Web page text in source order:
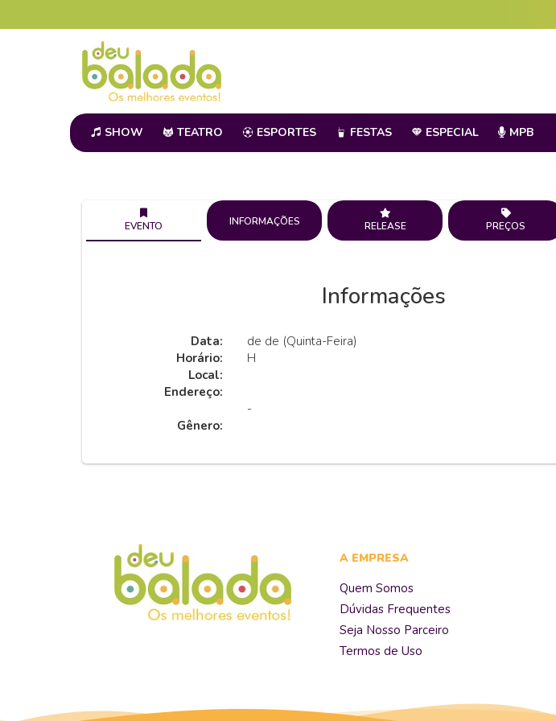
SHOW TEATRO ESPORTES FESTAS ESPECIAL MPB
EVENTO INFORMAÇÕES RELEASE PREÇOS
Informações
Data:
de de (Quinta-Feira)
Horário:
H
Local:
Endereço:
-
Gênero:
A EMPRESA
Quem Somos
Dúvidas Frequentes
Seja Nosso Parceiro
Termos de Uso